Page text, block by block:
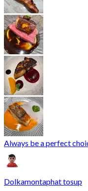
Always be a perfect
Dolkamontaphat tosup